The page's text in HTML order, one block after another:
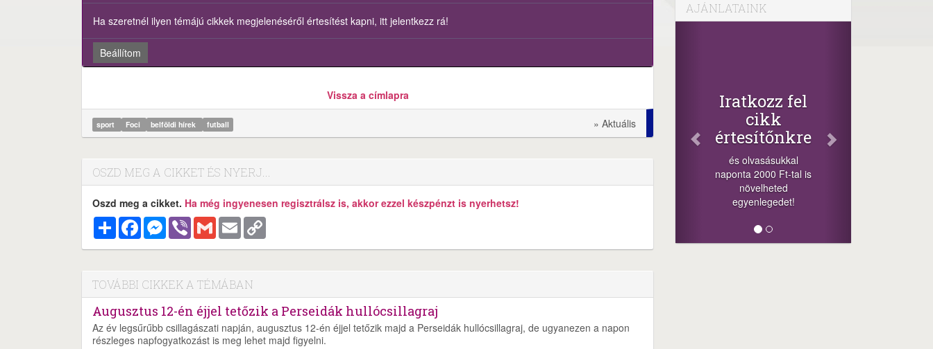
Ha szeretnél ilyen témájú cikkek megjelenéséről értesítést kapni, itt jelentkezz rá!
Beállítom
Vissza a címlapra
sport Foci belföldi hírek futball » Aktuális
OSZD MEG A CIKKET ÉS NYERJ...
Oszd meg a cikket. Ha még ingyenesen regisztrálsz is, akkor ezzel készpénzt is nyerhetsz!
MegosztásFacebookMessenger
Viber Gmail Email
TOVÁBBI CIKKEK A TÉMÁBAN
Augusztus 12-én éjjel tetőzik a Perseidák hullócsillagraj
Az év legsűrűbb csillagászati napján, augusztus 12-én éjjel tetőzik majd a Perseidák hullócsillagraj, de ugyanezen a napon
részleges napfogyatkozást is meg lehet majd figyelni.
AJÁNLATAINK
Iratkozz fel
cikk
értesítőnkre
és olvasásukkal
naponta 2000 Ft-tal is
növelheted
egyenlegedet!